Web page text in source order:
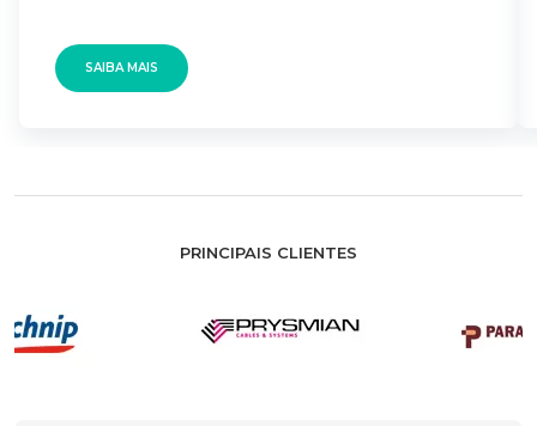
SAIBA MAIS
PRINCIPAIS CLIENTES